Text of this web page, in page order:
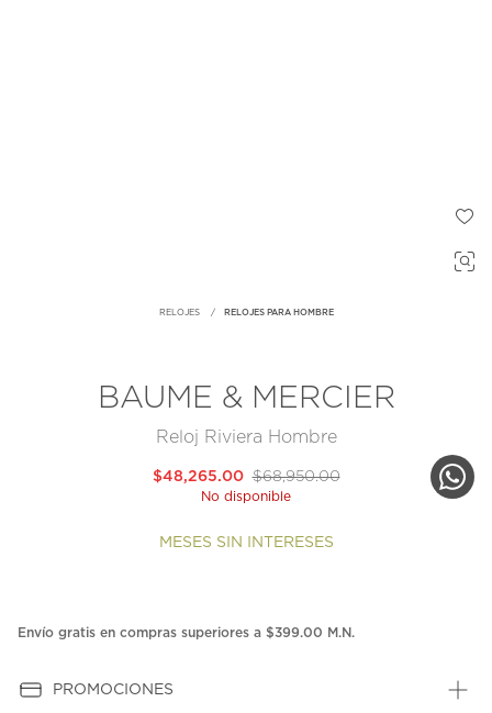
RELOJES RELOJES PARA HOMBRE
BAUME & MERCIER
Reloj Riviera Hombre
$68,950.00
$48,265.00
No disponible
MESES SIN INTERESES
Envío gratis en compras superiores a $399.00 M.N.
PROMOCIONES